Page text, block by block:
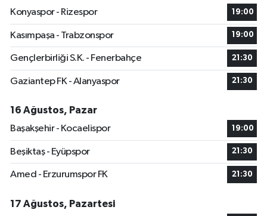
Konyaspor - Rizespor
19:00
Kasımpaşa - Trabzonspor 19:00
Gençlerbirliği S.K. - Fenerbahçe 21:30
Gaziantep FK - Alanyaspor 21:30
16 Ağustos, Pazar
Başakşehir - Kocaelispor
19:00
Beşiktaş - Eyüpspor 21:30
Amed - Erzurumspor FK 21:30
17 Ağustos, Pazartesi